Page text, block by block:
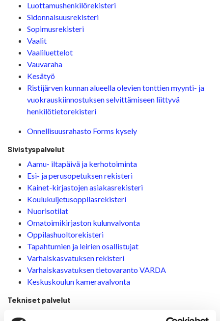
Luottamushenkilörekisteri
Sidonnaisuusrekisteri
Sopimusrekisteri
Vaalit
Vaaliluettelot
Vauvaraha
Kesätyö
Ristijärven kunnan alueella olevien tonttien myynti- ja
vuokrauskiinnostuksen selvittämiseen liittyvä
henkilötietorekisteri
Onnellisuusrahasto Forms kysely
Sivistyspalvelut
Aamu- iltapäivä ja kerhotoiminta
Esi- ja perusopetuksen rekisteri
Kainet-kirjastojen asiakasrekisteri
Koulukuljetusoppilasrekisteri
Nuorisotilat
Omatoimikirjaston kulunvalvonta
Oppilashuoltorekisteri
Tapahtumien ja leirien osallistujat
Varhaiskasvatuksen rekisteri
Varhaiskasvatuksen tietovaranto VARDA
Keskuskoulun kameravalvonta
Tekniset palvelut